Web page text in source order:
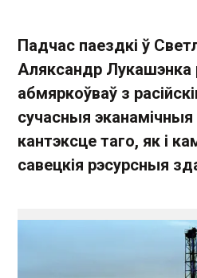
Падчас паездкі ў
Аляксандр Лукашэнка
абмяркоўваў з
сучасныя эканамічныя
кантэксце таго, як і
савецкія рэсурсныя